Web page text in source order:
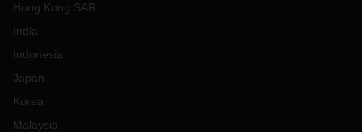
Hong Kong SAR
India
Indonesia
Japan
Korea
Malaysia